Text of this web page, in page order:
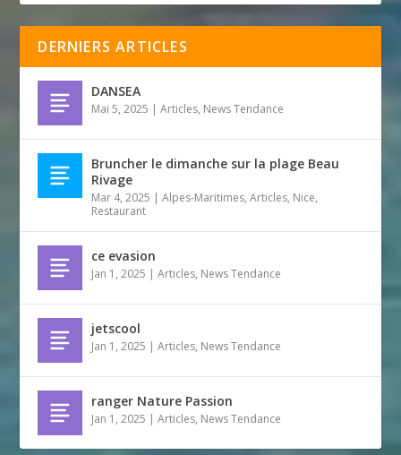
DERNIERS ARTICLES
DANSEA
Mai 5, 2025 |Articles, News Tendance
Bruncher le dimanche sur la plage Beau
Rivage
Mar 4, 2025 |Alpes-Maritimes,Articles, Nice,
Restaurant
ce evasion
Jan 1, 2025 |Articles, News Tendance
jetscool
Jan 1, 2025 |Articles, News Tendance
ranger Nature Passion
Jan 1, 2025 |Articles, News Tendance